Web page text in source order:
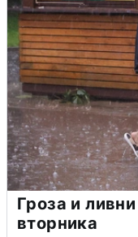
Гроза и
вторника